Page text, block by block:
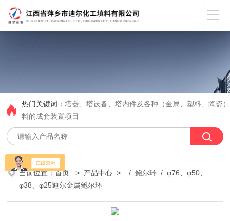
热门关键词：塔器、塔设备、塔内件及各种（金属、塑料、陶瓷
料的成套装置项目
当前位置：首页 > 产品中心 > /鲍尔环 / φ76、φ50、
φ38、φ25迪尔金属鲍尔环